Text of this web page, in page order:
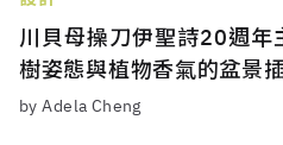
川貝母操刀伊聖詩20週年
樹姿態與植物香氣的盆景
by Adela Cheng